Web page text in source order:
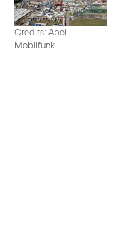
Credits: Abel
Mobilfunk